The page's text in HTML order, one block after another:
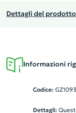
Dettagli del prodotto
Informazioni
Codice:
Dettagli: